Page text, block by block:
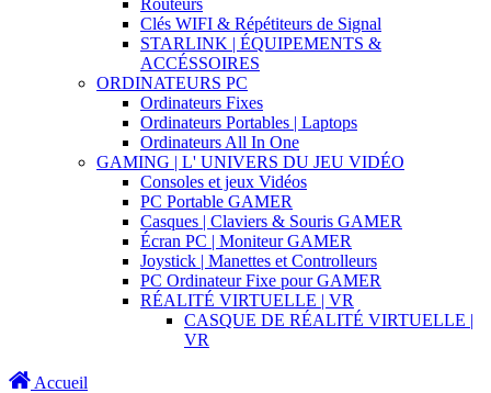
Routeurs
Clés WIFI & Répétiteurs de Signal
STARLINK | ÉQUIPEMENTS &
ACCÉSSOIRES
ORDINATEURS PC
Ordinateurs Fixes
Ordinateurs Portables | Laptops
Ordinateurs All In One
GAMING | L' UNIVERS DU JEU VIDÉO
Consoles et jeux Vidéos
PC Portable GAMER
Casques | Claviers & Souris GAMER
Écran PC | Moniteur GAMER
Joystick | Manettes et Controlleurs
PC Ordinateur Fixe pour GAMER
RÉALITÉ VIRTUELLE | VR
CASQUE DE RÉALITÉ VIRTUELLE |
VR
Accueil